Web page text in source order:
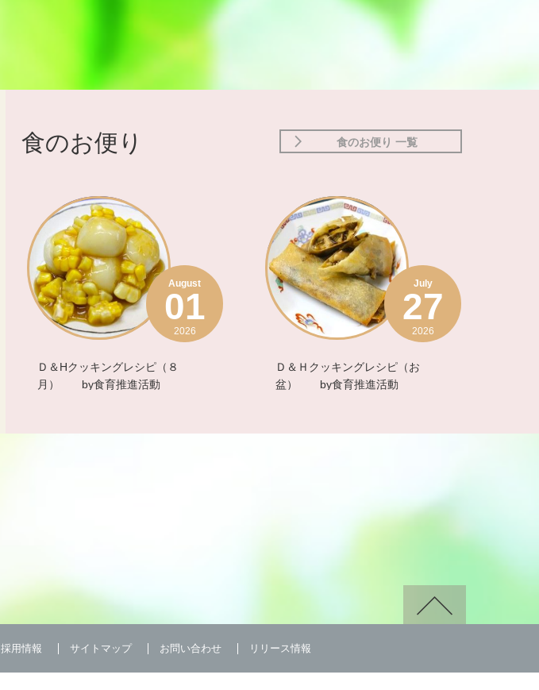
食のお便り 食のお便り 一覧
August
01
2026
Ｄ＆Hクッキングレシピ（８
月） by食育推進活動
July
27
2026
Ｄ＆Ｈクッキングレシピ（お
盆） by食育推進活動
採用情報 サイトマップ お問い合わせ リリース情報